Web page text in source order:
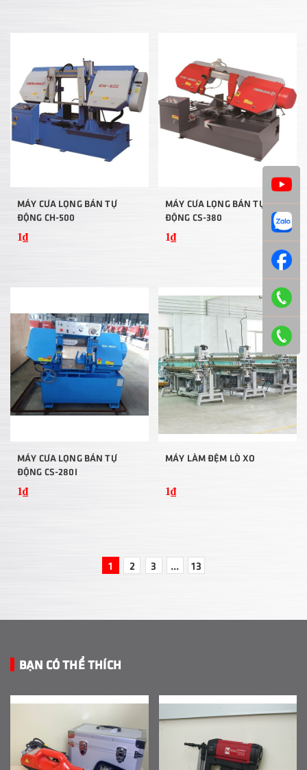
MÁY CƯA LỌNG BÁN TỰ
ĐỘNG CH-500
1₫
MÁY CƯA LỌNG BÁN TỰ
ĐỘNG CS-380
1₫
MÁY CƯA LỌNG BÁN TỰ
ĐỘNG CS-280I
1₫
MÁY LÀM ĐỆM LÒ XO
1₫
1 2 3 ... 13
BẠN CÓ THỂ THÍCH